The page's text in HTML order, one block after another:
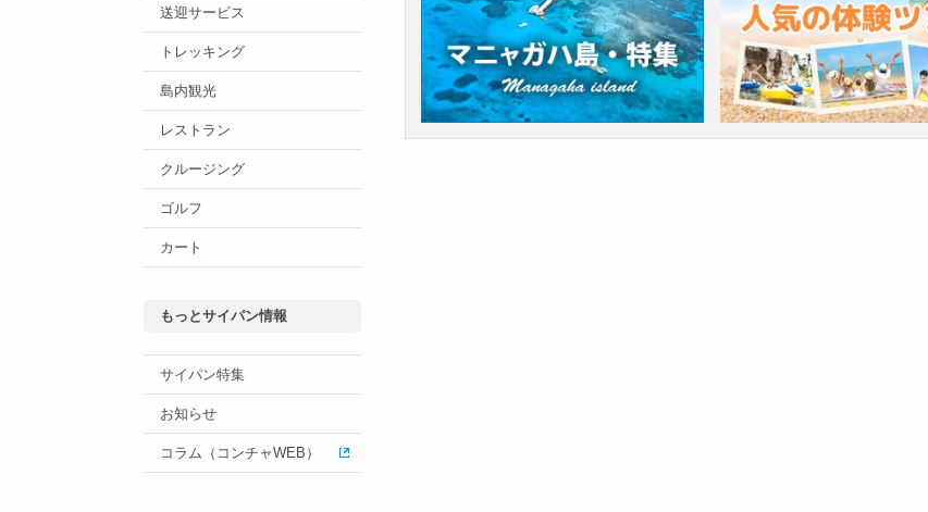
送迎サービス
トレッキング
島内観光
レストラン
クルージング
ゴルフ
カート
もっとサイパン情報
サイパン特集
お知らせ
コラム（コンチャWEB）